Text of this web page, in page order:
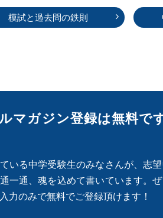
模試と過去問の鉄則
マガジン登録は無料で
いる中学受験生のみなさんが、志
一通、魂を込めて書いています。
力のみで無料でご登録頂けます！